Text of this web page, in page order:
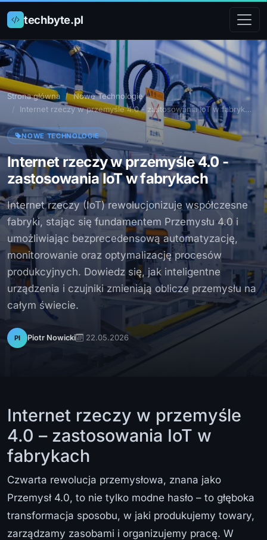
techbyte.pl
Strona główna
Nowe Technologie
Internet rzeczy w przemyśle 4.0 - zastosowania IoT w fabryk…
NOWE TECHNOLOGIE
Internet rzeczy w przemyśle 4.0 -
zastosowania IoT w fabrykach
Internet rzeczy (IoT) rewolucjonizuje współczesne
fabryki, stając się fundamentem Przemysłu 4.0 i
umożliwiając bezprecedensową automatyzację,
monitorowanie oraz optymalizację procesów
produkcyjnych. Dowiedz się, jak inteligentne
urządzenia i czujniki zmieniają oblicze przemysłu na
całym świecie.
PI Piotr Nowicki 22.05.2026
Internet rzeczy w przemyśle
4.0 – zastosowania IoT w
fabrykach
Czwarta rewolucja przemysłowa, znana jako
Przemysł 4.0, to nie tylko modne hasło – to głęboka
transformacja sposobu, w jaki produkujemy towary,
zarządzamy zasobami i organizujemy pracę. W